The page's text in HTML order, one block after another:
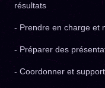
résultats
- Prendre en charge et
- Préparer des
- Coordonner et